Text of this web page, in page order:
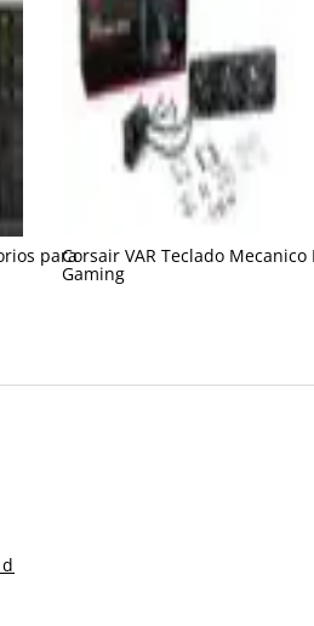
paraCorsair VAR Teclado Mecanico
Gaming